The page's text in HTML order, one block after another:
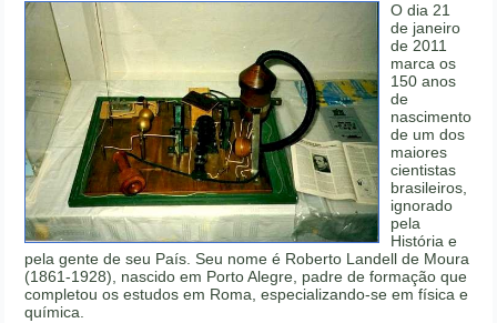
O dia 21
de janeiro
de 2011
marca os
150 anos
de
nascimento
de um dos
maiores
cientistas
brasileiros,
ignorado
pela
História e
pela gente de seu País. Seu nome é Roberto Landell de Moura
(1861-1928), nascido em Porto Alegre, padre de formação que
completou os estudos em Roma, especializando-se em física e
química.